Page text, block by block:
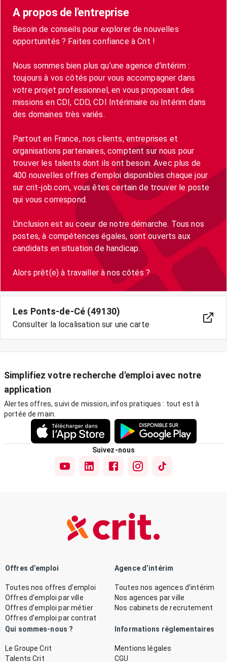
A propos de l'entreprise
Besoin de conseils pour explorer de nouvelles
opportunités ? Faites confiance à Crit !
Nous sommes bien plus qu’une agence d’intérim :
toujours à vos côtés pour vous accompagner dans
votre projet professionnel, en vous proposant des
missions en CDI, CDD, CDI Intérimaire ou Intérim dans
des domaines très variés.
Partout en France, nos clients, entreprises et
organisations partenaires, comptent sur nous pour
trouver les talents dont ils ont besoin. Avec plus de
400 nouvelles offres d’emploi disponibles chaque jour
sur crit-job.com, vous êtes certain de trouver le poste
qui vous correspond.
L’inclusion est au coeur de notre démarche. Tous nos
postes, à compétences égales, sont ouverts aux
candidats en situation de handicap.
Alors prêt(e) à travailler à nos côtés ?
Les Ponts-de-Cé (49130)
Consulter la localisation sur une carte
Simplifiez votre recherche d'emploi avec notre
application
Alertes offres, suivi de mission, infos pratiques : tout est à
portée de main.
Suivez-nous
Offres d’emploi
Toutes nos offres d’emploi
Offres d’emploi par ville
Offres d’emploi par métier
Offres d’emploi par contrat
Agence d’intérim
Toutes nos agences d’intérim
Nos agences par ville
Nos cabinets de recrutement
Qui sommes-nous ?
Le Groupe Crit
Talents Crit
Informations réglementaires
Mentions légales
CGU